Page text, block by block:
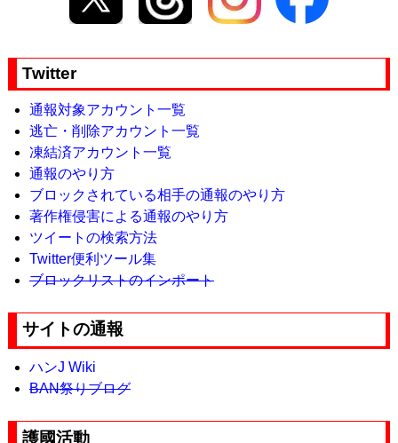
Twitter
通報対象アカウント一覧
逃亡・削除アカウント一覧
凍結済アカウント一覧
通報のやり方
ブロックされている相手の通報のやり方
著作権侵害による通報のやり方
ツイートの検索方法
Twitter便利ツール集
ブロックリストのインポート
サイトの通報
ハンJ Wiki
BAN祭りブログ
護國活動